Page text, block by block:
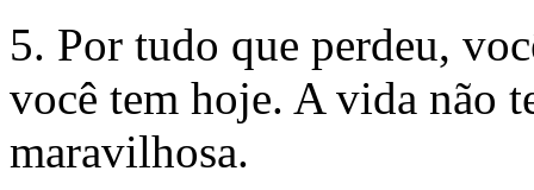
5. Por tudo que perdeu,
você tem hoje. A vida não
maravilhosa.